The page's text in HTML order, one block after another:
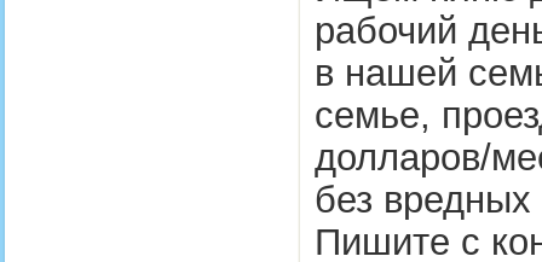
рабочий
в нашей
семье,
долларов/
без
Пишите с